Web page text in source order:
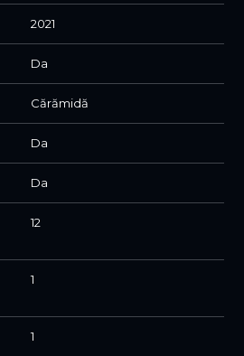
2021
Da
Cărămidă
Da
Da
12
1
1